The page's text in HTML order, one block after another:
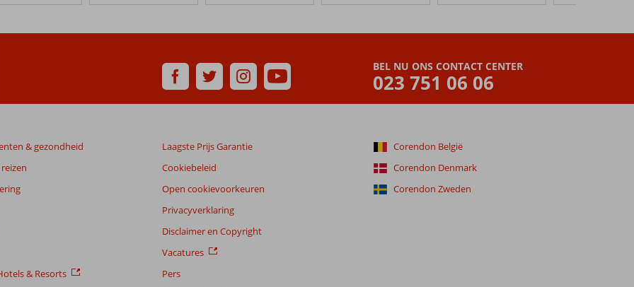
BEL NU ONS CONTACT CENTER
023 751 06 06
& gezondheid
& Resorts
Laagste Prijs Garantie
Cookiebeleid
Open cookievoorkeuren
Privacyverklaring
Disclaimer en Copyright
Vacatures
Pers
Corendon België
Corendon Denmark
Corendon Zweden